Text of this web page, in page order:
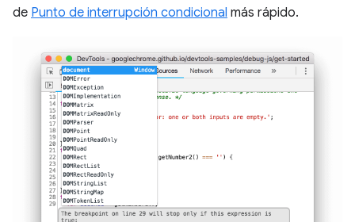
de Punto de interrupción condicional más rápido.